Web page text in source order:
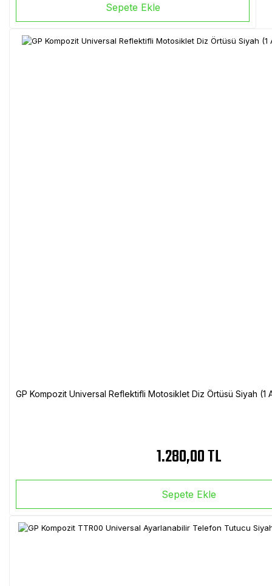
Sepete Ekle
GP Kompozit Universal Reflektifli Motosiklet Diz Örtüsü Siyah
1.280,00 TL
Sepete Ekle